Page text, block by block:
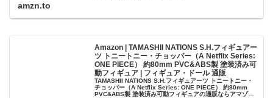
amzn.to
Amazon | TAMASHII NATIONS S.H.フィギュアー
ツ トニートニー・チョッパー（A Netflix Series:
ONE PIECE） 約80mm PVC&ABS製 塗装済み可
動フィギュア | フィギュア・ドール 通販
TAMASHII NATIONS S.H.フィギュアーツ トニートニー・
チョッパー（A Netflix Series: ONE PIECE） 約80mm
PVC&ABS製 塗装済み可動フィギュアの通販ならアマゾ